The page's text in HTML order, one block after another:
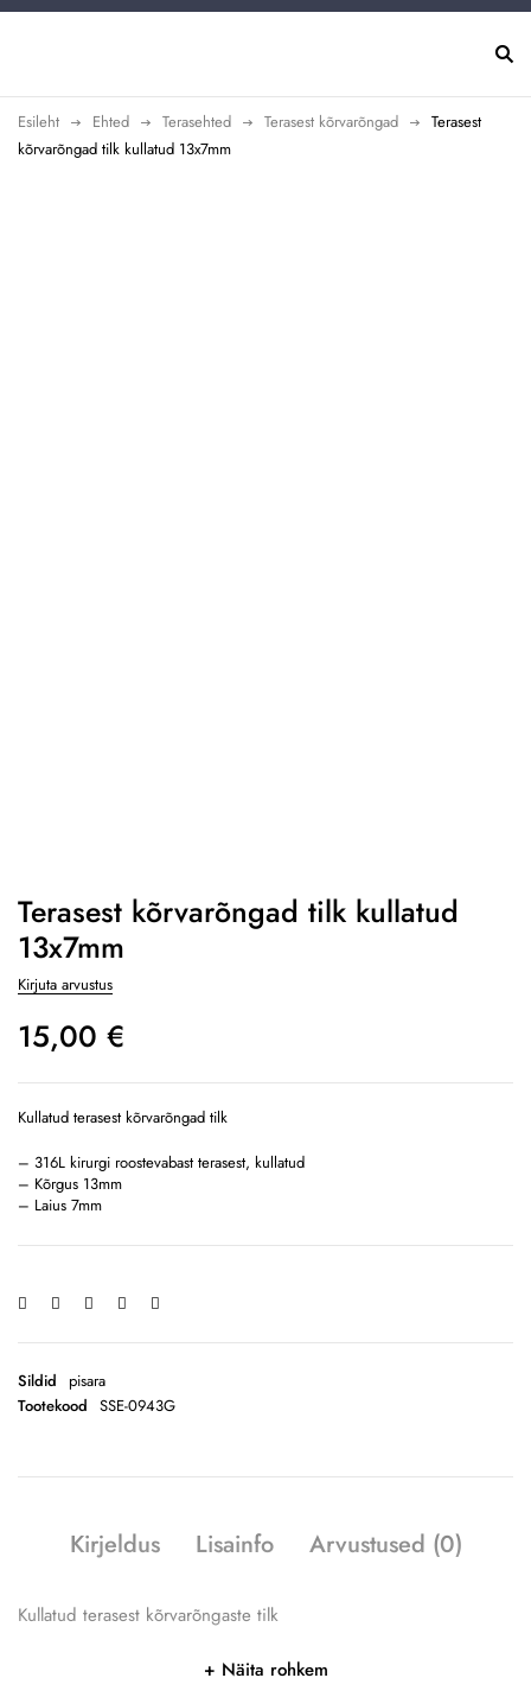
Esileht Ehted Terasehted Terasest kõrvarõngad
Terasest
kõrvarõngad tilk kullatud 13x7mm
Terasest kõrvarõngad tilk kullatud
13x7mm
Kirjuta arvustus
15,00 €
Kullatud terasest kõrvarõngad tilk
– 316L kirurgi roostevabast terasest, kullatud
– Kõrgus 13mm
– Laius 7mm
Sildid
pisara
Tootekood SSE-0943G
Kirjeldus Lisainfo Arvustused (0)
Kullatud terasest kõrvarõngaste tilk
Näita rohkem